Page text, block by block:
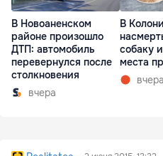
В Новоаненском
районе произошло
ДТП: автомобиль
перевернулся после
столкновения
вчера
В
собаку
места
вчера